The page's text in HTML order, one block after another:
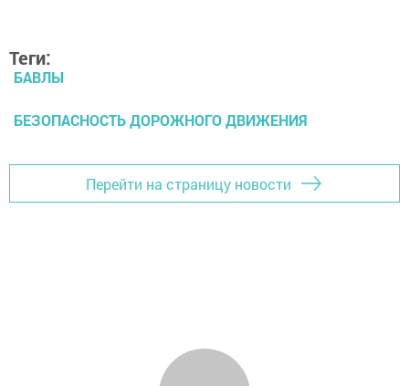
Теги:
БАВЛЫ
БЕЗОПАСНОСТЬ ДОРОЖНОГО ДВИЖЕНИЯ
Перейти на страницу новости